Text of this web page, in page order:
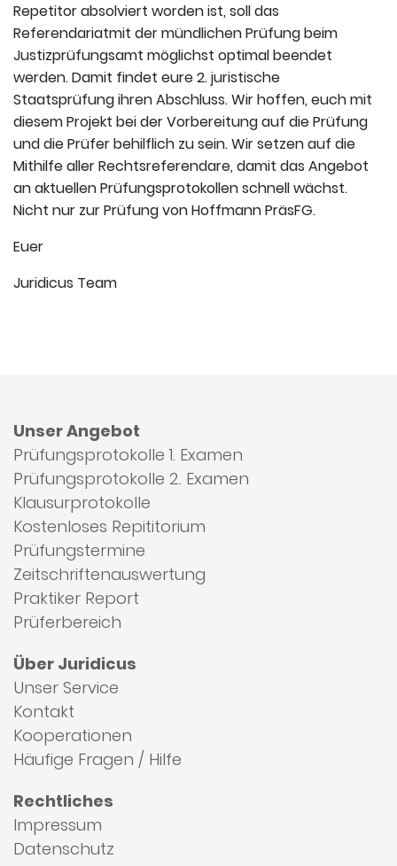
Repetitor absolviert worden ist, soll das
Referendariatmit der mündlichen Prüfung beim
Justizprüfungsamt möglichst optimal beendet
werden. Damit findet eure 2. juristische
Staatsprüfung ihren Abschluss. Wir hoffen, euch mit
diesem Projekt bei der Vorbereitung auf die Prüfung
und die Prüfer behilflich zu sein. Wir setzen auf die
Mithilfe aller Rechtsreferendare, damit das Angebot
an aktuellen Prüfungsprotokollen schnell wächst.
Nicht nur zur Prüfung von Hoffmann PräsFG.
Euer
Juridicus Team
Unser Angebot
Prüfungsprotokolle 1. Examen
Prüfungsprotokolle 2. Examen
Klausurprotokolle
Kostenloses Repititorium
Prüfungstermine
Zeitschriftenauswertung
Praktiker Report
Prüferbereich
Über Juridicus
Unser Service
Kontakt
Kooperationen
Häufige Fragen / Hilfe
Rechtliches
Impressum
Datenschutz